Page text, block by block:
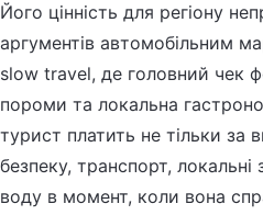
Його цінність для регіону
аргументів автомобільним
slow travel, де головний чек
пороми та локальна
турист платить не тільки за
безпеку, транспорт,
воду в момент, коли вона